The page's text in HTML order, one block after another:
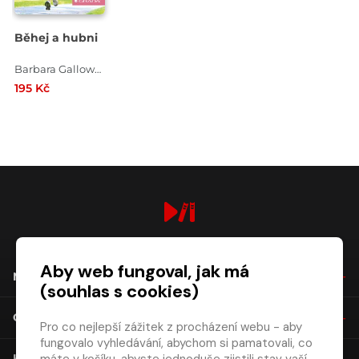
Běhej a hubni
Barbara Gallowayová , Jeff Galloway
195 Kč
NÁKUP
O SPOLEČNOSTI
Aby web fungoval, jak má
(souhlas s cookies)
Pro co nejlepší zážitek z procházení webu - aby
fungovalo vyhledávání, abychom si pamatovali, co